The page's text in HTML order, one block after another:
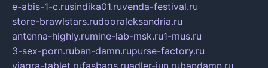
e-abis-1-c.rusindika01.ruvenda-festival.ru
store-brawlstars.rudooraleksandria.ru
antenna-highly.rumine-lab-msk.ru1-mus.ru
3-sex-porn.ruban-damn.rupurse-factory.ru